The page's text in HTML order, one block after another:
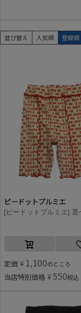
並び替え 人気順 登録順
ピードットプルミエ
定価 ¥ 1,100のところ
当店特別価格 ¥ 550税込